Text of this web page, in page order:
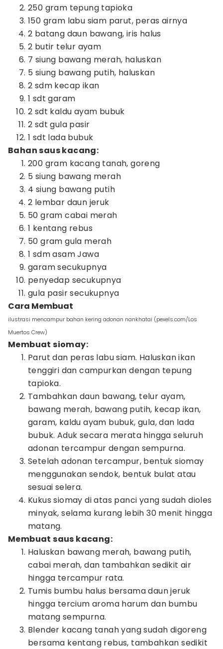
250 gram tepung tapioka
150 gram labu siam parut, peras airnya
2 batang daun bawang, iris halus
2 butir telur ayam
7 siung bawang merah, haluskan
5 siung bawang putih, haluskan
2 sdm kecap ikan
1 sdt garam
2 sdt kaldu ayam bubuk
2 sdt gula pasir
1 sdt lada bubuk
Bahan saus kacang:
200 gram kacang tanah, goreng
5 siung bawang merah
4 siung bawang putih
2 lembar daun jeruk
50 gram cabai merah
1 kentang rebus
50 gram gula merah
1 sdm asam Jawa
garam secukupnya
penyedap secukupnya
gula pasir secukupnya
Cara Membuat
ilustrasi mencampur bahan kering adonan nankhatai (pexels.com/Los
Muertos Crew)
Membuat siomay:
Parut dan peras labu siam. Haluskan ikan
tenggiri dan campurkan dengan tepung
tapioka.
Tambahkan daun bawang, telur ayam,
bawang merah, bawang putih, kecap ikan,
garam, kaldu ayam bubuk, gula, dan lada
bubuk. Aduk secara merata hingga seluruh
adonan tercampur dengan sempurna.
Setelah adonan tercampur, bentuk siomay
menggunakan sendok, bentuk bulat atau
sesuai selera.
Kukus siomay di atas panci yang sudah dioles
minyak, selama kurang lebih 30 menit hingga
matang.
Membuat saus kacang:
Haluskan bawang merah, bawang putih,
cabai merah, dan tambahkan sedikit air
hingga tercampur rata.
Tumis bumbu halus bersama daun jeruk
hingga tercium aroma harum dan bumbu
matang sempurna.
Blender kacang tanah yang sudah digoreng
bersama kentang rebus, tambahkan sedikit